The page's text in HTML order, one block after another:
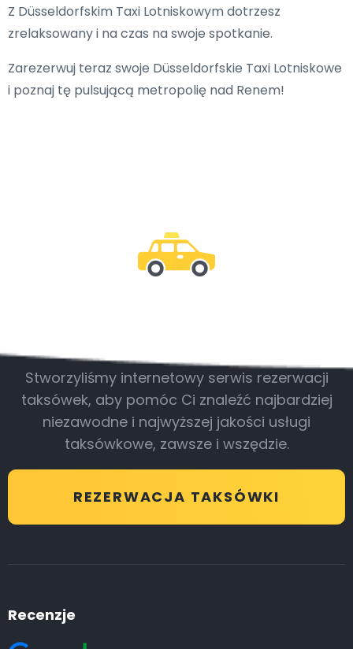
Z Düsseldorfskim Taxi Lotniskowym dotrzesz
zrelaksowany i na czas na swoje spotkanie.
Zarezerwuj teraz swoje Düsseldorfskie Taxi Lotniskowe
i poznaj tę pulsującą metropolię nad Renem!
Stworzyliśmy internetowy serwis rezerwacji
taksówek, aby pomóc Ci znaleźć najbardziej
niezawodne i najwyższej jakości usługi
taksówkowe, zawsze i wszędzie.
REZERWACJA TAKSÓWKI
Recenzje